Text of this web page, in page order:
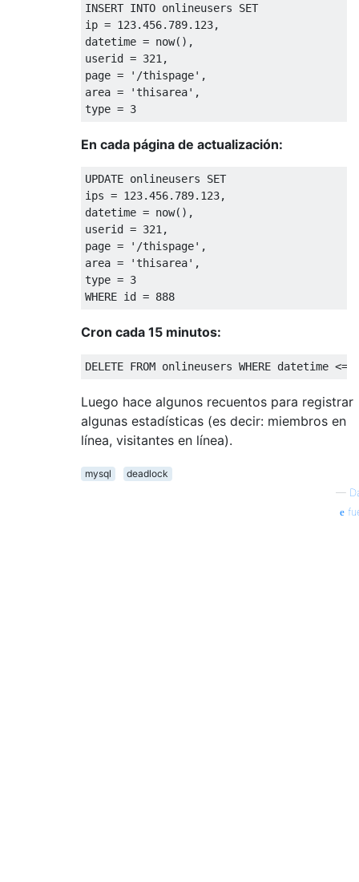
INSERT INTO onlineusers SET
ip = 123.456.789.123,
datetime = now(),
userid = 321 ,
page = '/thispage' ,
area = 'thisarea' ,
type = 3
En cada página de actualización:
UPDATE onlineusers SET
ips = 123.456.789.123,
datetime = now(),
userid = 321 ,
page = '/thispage' ,
area = 'thisarea' ,
type = 3
WHERE id = 888
Cron cada 15 minutos:
DELETE FROM onlineusers WHERE datetime <=
Luego hace algunos recuentos para registrar
algunas estadísticas (es decir: miembros en
línea, visitantes en línea).
mysql
deadlock
—